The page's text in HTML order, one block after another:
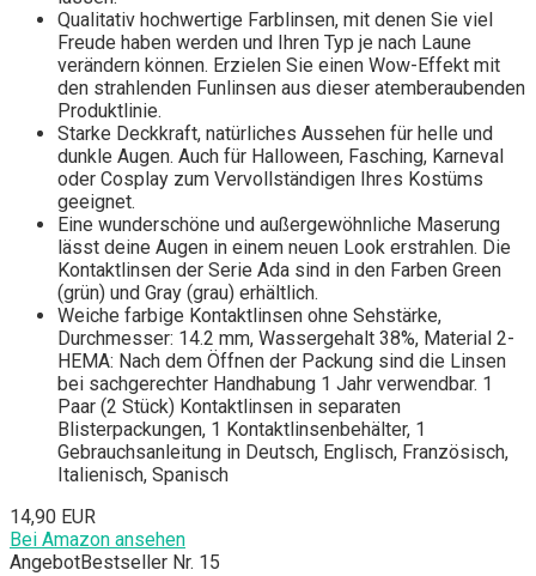
Qualitativ hochwertige Farblinsen, mit denen Sie viel
Freude haben werden und Ihren Typ je nach Laune
verändern können. Erzielen Sie einen Wow-Effekt mit
den strahlenden Funlinsen aus dieser atemberaubenden
Produktlinie.
Starke Deckkraft, natürliches Aussehen für helle und
dunkle Augen. Auch für Halloween, Fasching, Karneval
oder Cosplay zum Vervollständigen Ihres Kostüms
geeignet.
Eine wunderschöne und außergewöhnliche Maserung
lässt deine Augen in einem neuen Look erstrahlen. Die
Kontaktlinsen der Serie Ada sind in den Farben Green
(grün) und Gray (grau) erhältlich.
Weiche farbige Kontaktlinsen ohne Sehstärke,
Durchmesser: 14.2 mm, Wassergehalt 38%, Material 2-
HEMA: Nach dem Öffnen der Packung sind die Linsen
bei sachgerechter Handhabung 1 Jahr verwendbar. 1
Paar (2 Stück) Kontaktlinsen in separaten
Blisterpackungen, 1 Kontaktlinsenbehälter, 1
Gebrauchsanleitung in Deutsch, Englisch, Französisch,
Italienisch, Spanisch
14,90 EUR
Bei Amazon ansehen
AngebotBestseller Nr. 15